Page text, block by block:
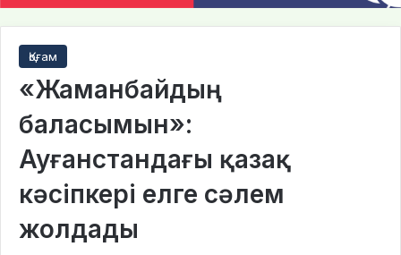
Қоғам
«Жаманбайдың
баласымын»:
Ауғанстандағы қазақ
кәсіпкері елге сәлем
жолдады